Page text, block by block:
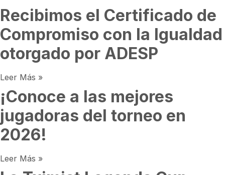
Recibimos el Certificado de
Compromiso con la Igualdad
otorgado por ADESP
Leer Más »
¡Conoce a las mejores
jugadoras del torneo en
2026!
Leer Más »